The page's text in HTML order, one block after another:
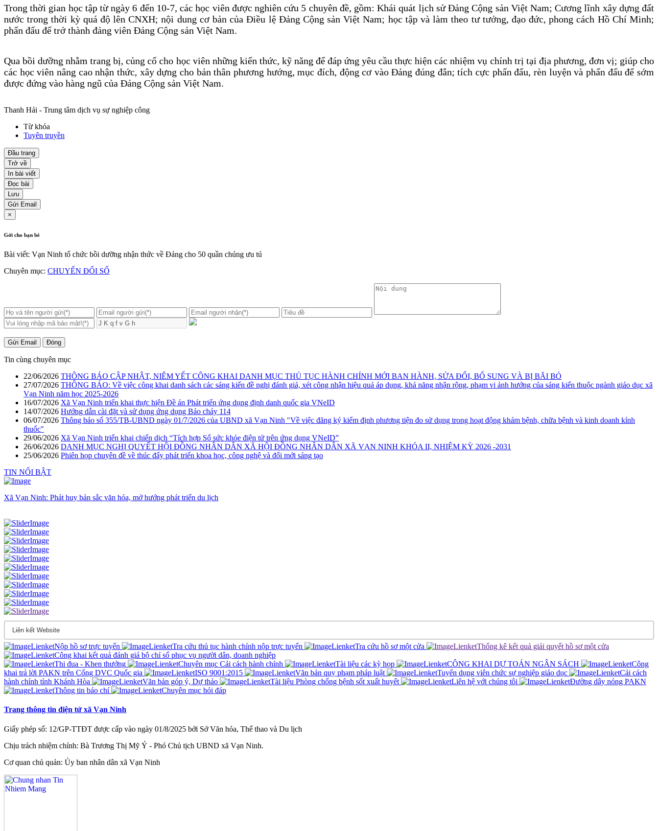
Trong thời gian học tập từ ngày 6 đến 10-7, các học viên được nghiên cứu 5 chuyên đề, gồm: Khái quát lịch sử Đảng Cộng sản Việt Nam; Cương lĩnh xây dựng đất
nước trong thời kỳ quá độ lên CNXH; nội dung cơ bản của Điều lệ Đảng Cộng sản Việt Nam; học tập và làm theo tư tưởng, đạo đức, phong cách Hồ Chí Minh;
phấn đấu để trở thành đảng viên Đảng Cộng sản Việt Nam.
Qua bồi dưỡng nhằm trang bị, củng cố cho học viên những kiến thức, kỹ năng để đáp ứng yêu cầu thực hiện các nhiệm vụ chính trị tại địa phương, đơn vị; giúp cho
các học viên nâng cao nhận thức, xây dựng cho bản thân phương hướng, mục đích, động cơ vào Đảng đúng đắn; tích cực phấn đấu, rèn luyện và phấn đấu để sớm
được đứng vào hàng ngũ của Đảng Cộng sản Việt Nam.
Thanh Hải - Trung tâm dịch vụ sự nghiệp công
Từ khóa
Tuyên truyền
Đầu trang
Trở về
In bài viết
Đọc bài
Lưu
Gửi Email
×
Gởi cho bạn bè
Bài viết: Vạn Ninh tổ chức bồi dưỡng nhận thức về Đảng cho 50 quần chúng ưu tú
Chuyên mục: CHUYỂN ĐỔI SỐ
Gửi Email Đóng
Tin cùng chuyên mục
22/06/2026 THÔNG BÁO CẬP NHẬT, NIÊM YẾT CÔNG KHAI DANH MỤC THỦ TỤC HÀNH CHÍNH MỚI BAN HÀNH, SỬA ĐỔI, BỔ SUNG VÀ BỊ BÃI BỎ
27/07/2026 THÔNG BÁO: Về việc công khai danh sách các sáng kiến đề nghị đánh giá, xét công nhận hiệu quả áp dụng, khả năng nhận rộng, phạm vi ảnh hưởng của sáng kiến thuộc ngành giáo dục xã
Vạn Ninh năm học 2025-2026
16/07/2026 Xã Vạn Ninh triển khai thực hiện Đề án Phát triển ứng dụng định danh quốc gia VNeID
14/07/2026 Hướng dẫn cài đặt và sử dụng ứng dụng Báo cháy 114
06/07/2026 Thông báo số 355/TB-UBND ngày 01/7/2026 của UBND xã Vạn Ninh "Về việc đăng ký kiểm định phương tiện đo sử dụng trong hoạt động khám bệnh, chữa bệnh và kinh doanh kính
thuốc"
29/06/2026 Xã Vạn Ninh triển khai chiến dịch “Tích hợp Sổ sức khỏe điện tử trên ứng dụng VNeID”
26/06/2026 DANH MỤC NGHỊ QUYẾT HỘI ĐỒNG NHÂN DÂN XÃ HỘI ĐỒNG NHÂN DÂN XÃ VẠN NINH KHÓA II, NHIỆM KỲ 2026 -2031
25/06/2026 Phiên họp chuyên đề về thúc đẩy phát triển khoa học, công nghệ và đổi mới sáng tạo
TIN NỔI BẬT
Xã Vạn Ninh: Phát huy bản sắc văn hóa, mở hướng phát triển du lịch
Nộp hồ sơ trực tuyến Tra cứu thủ tục hành chính nộp trực tuyến Tra cứu hồ sơ một cửa
Thống kê kết quả giải quyết hồ sơ một cửa
Công khai kết quả đánh giá bộ chỉ sổ phục vụ người dân, doanh nghiệp
Thi đua - Khen thưởng
Chuyên mục Cải cách hành chính Tài liệu các kỳ họp CÔNG KHAI DỰ TOÁN NGÂN SÁCH
Công
khai trả lời PAKN trên Cổng DVC Quốc gia
ISO 9001:2015 Văn bản quy phạm pháp luật Tuyển dụng viên chức sự nghiệp giáo dục
Cải cách
hành chính tỉnh Khánh Hòa
Văn bản góp ý, Dự thảo Tài liệu Phòng chống bệnh sốt xuất huyết Liên hệ với chúng tôi
Đường dây nóng PAKN
Thông tin báo chí
Chuyên mục hỏi đáp
Trang thông tin điện tử xã Vạn Ninh
Giấy phép số: 12/GP-TTĐT được cấp vào ngày 01/8/2025 bởi Sở Văn hóa, Thể thao và Du lịch
Chịu trách nhiệm chính: Bà Trương Thị Mỹ Ý - Phó Chủ tịch UBND xã Vạn Ninh.
Cơ quan chủ quản: Ủy ban nhân dân xã Vạn Ninh